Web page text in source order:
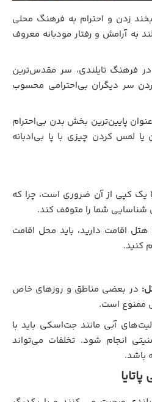
زدن و احترام به فرهنگ محلی
به آرامش و رفتار مودبانه معروف
در فرهنگ تایلندی، سر مقدس‌ترین
سر دیگران بی‌احترامی محسوب
پایین‌ترین بخش بدن بی‌احترام
لمس کردن چیزی با پا بی‌ادبانه
یک کپی از آن ضروری است، چرا که
شما را متوقف کند.
هتل اقامت دارید، باید محل اقامت
کنید.
در بعضی مناطق و روزهای خاص
ممنوع است.
آبی مانند جت‌اسکی باید با
انجام شود. تخلفات می‌تواند
باشد.